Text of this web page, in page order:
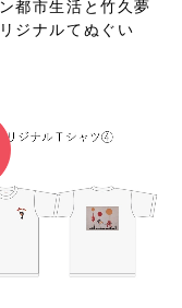
都市生活と竹久夢
ジナルてぬぐい